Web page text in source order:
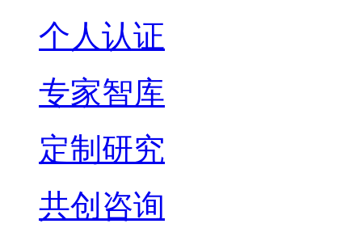
个人认证
专家智库
定制研究
共创咨询